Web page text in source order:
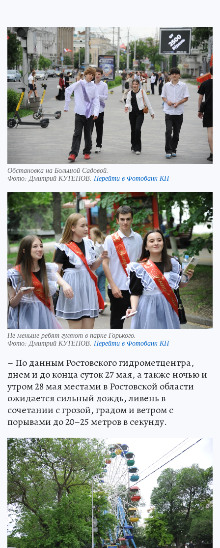
Обстановка на Большой Садовой.
Фото:Дмитрий КУТЕПОВ. Перейти в Фотобанк КП
Не меньше ребят гуляют в парке Горького.
Фото:Дмитрий КУТЕПОВ. Перейти в Фотобанк КП
– По данным Ростовского гидрометцентра,
днем и до конца суток 27 мая, а также ночью и
утром 28 мая местами в Ростовской области
ожидается сильный дождь, ливень в
сочетании с грозой, градом и ветром с
порывами до 20–25 метров в секунду.